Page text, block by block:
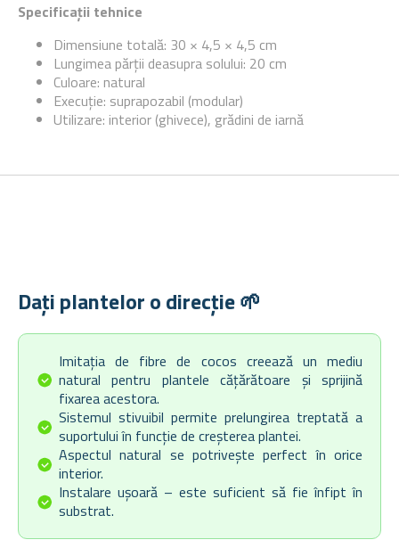
Specificații tehnice
Dimensiune totală: 30 × 4,5 × 4,5 cm
Lungimea părții deasupra solului: 20 cm
Culoare: natural
Execuție: suprapozabil (modular)
Utilizare: interior (ghivece), grădini de iarnă
Dați plantelor o direcție 🌱
Imitația de fibre de cocos creează un mediu
natural pentru plantele cățărătoare și sprijină
fixarea acestora.
Sistemul stivuibil permite prelungirea treptată a
suportului în funcție de creșterea plantei.
Aspectul natural se potrivește perfect în orice
interior.
Instalare ușoară – este suficient să fie înfipt în
substrat.